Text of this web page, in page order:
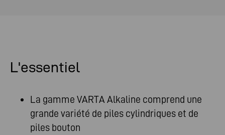
L'essentiel
La gamme VARTA Alkaline comprend une
grande variété de piles cylindriques et de
piles bouton